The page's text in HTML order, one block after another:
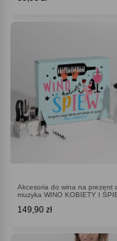
Akcesoria do wina na prezent
muzyka WINO KOBIETY I
149,90 zł